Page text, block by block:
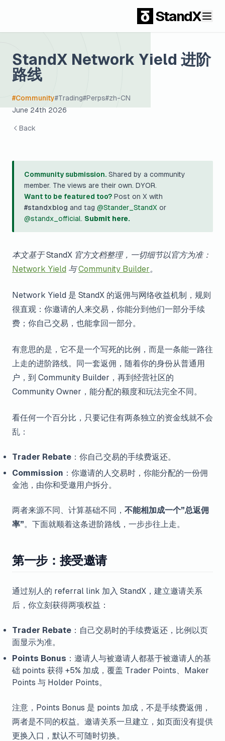
StandX
StandX Network Yield 进阶
路线
#Community#Trading#Perps#zh-CN
June 24th 2026
Back
Community submission. Shared by a community
member. The views are their own. DYOR.
Want to be featured too? Post on X with
#standxblog and tag @Stander_StandX or
@standx_official. Submit here.
本文基于 StandX 官方文档整理，一切细节以官方为准：
Network Yield 与Community Builder。
Network Yield 是 StandX 的返佣与网络收益机制，规则
很直观：你邀请的人来交易，你能分到他们一部分手续
费；你自己交易，也能拿回一部分。
有意思的是，它不是一个写死的比例，而是一条能一路往
上走的进阶路线。同一套返佣，随着你的身份从普通用
户，到 Community Builder，再到经营社区的
Community Owner，能分配的额度和玩法完全不同。
看任何一个百分比，只要记住有两条独立的资金线就不会
乱：
Trader Rebate ：你自己交易的手续费返还。
Commission ：你邀请的人交易时，你能分配的一份佣
金池，由你和受邀用户拆分。
两者来源不同、计算基础不同， 不能相加成一个”总返佣
率”。下面就顺着这条进阶路线，一步步往上走。
第一步：接受邀请
通过别人的 referral link 加入 StandX，建立邀请关系
后，你立刻获得两项权益：
Trader Rebate ：自己交易时的手续费返还，比例以页
面显示为准。
Points Bonus ：邀请人与被邀请人都基于被邀请人的基
础 points 获得 +5% 加成，覆盖 Trader Points、Maker
Points 与 Holder Points。
注意，Points Bonus 是 points 加成，不是手续费返佣，
两者是不同的权益。邀请关系一旦建立，如页面没有提供
更换入口，默认不可随时切换。